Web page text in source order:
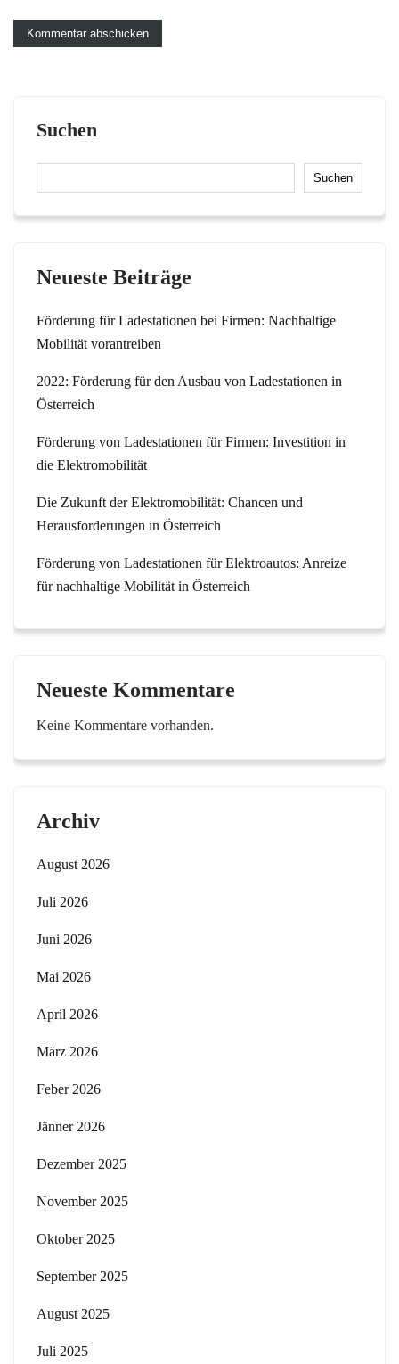
Suchen
Suchen
Neueste Beiträge
Förderung für Ladestationen bei Firmen: Nachhaltige
Mobilität vorantreiben
2022: Förderung für den Ausbau von Ladestationen in
Österreich
Förderung von Ladestationen für Firmen: Investition in
die Elektromobilität
Die Zukunft der Elektromobilität: Chancen und
Herausforderungen in Österreich
Förderung von Ladestationen für Elektroautos: Anreize
für nachhaltige Mobilität in Österreich
Neueste Kommentare
Keine Kommentare vorhanden.
Archiv
August 2026
Juli 2026
Juni 2026
Mai 2026
April 2026
März 2026
Feber 2026
Jänner 2026
Dezember 2025
November 2025
Oktober 2025
September 2025
August 2025
Juli 2025